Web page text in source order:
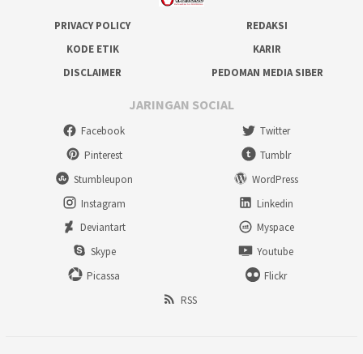
PRIVACY POLICY
REDAKSI
KODE ETIK
KARIR
DISCLAIMER
PEDOMAN MEDIA SIBER
JARINGAN SOCIAL
Facebook
Twitter
Pinterest
Tumblr
Stumbleupon
WordPress
Instagram
Linkedin
Deviantart
Myspace
Skype
Youtube
Picassa
Flickr
RSS